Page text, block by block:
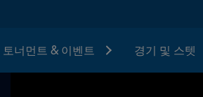
토너먼트 & 이벤트 경기 및 스텟